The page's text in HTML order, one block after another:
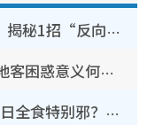
WhatsApp预设贴图怎么删？揭秘1招“反向操作”还原简洁界面 附3步实测教程
香港山边铁闸边门大开？内地客困惑意义何在！网友神回复：这种叫法理性防御
鬼门开2026｜农历七月撞正日全食特别邪？专家警告切忌做一事！揭4大禁忌+2招保平安